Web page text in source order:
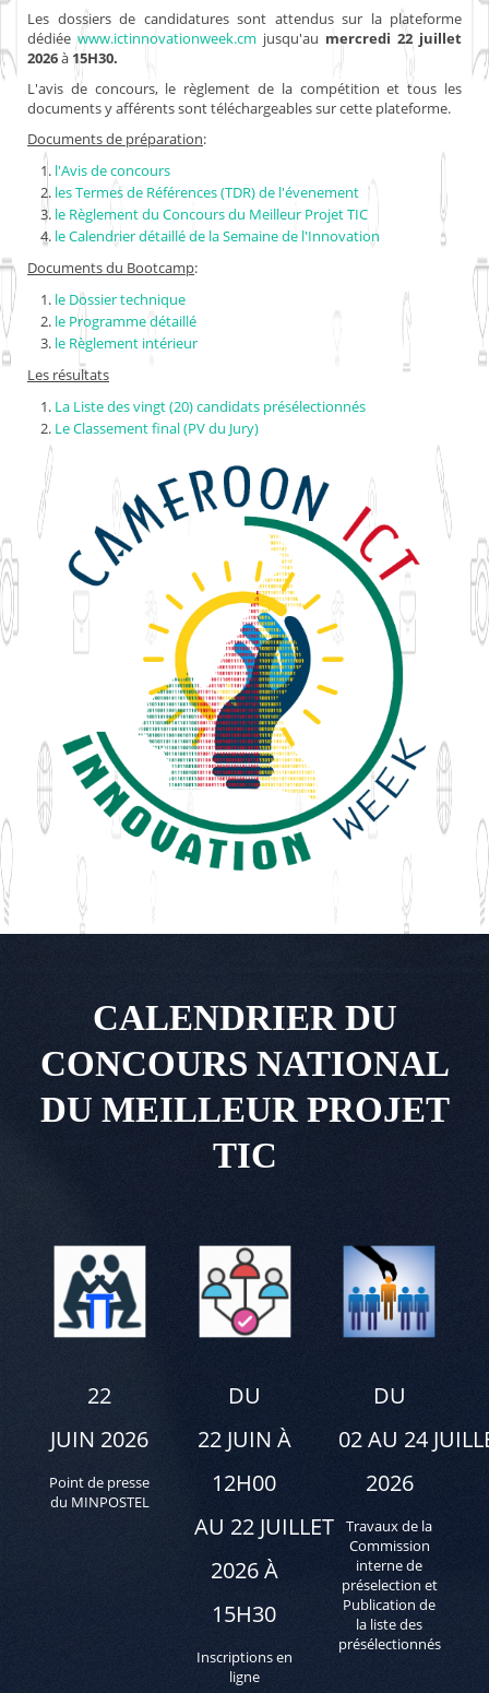
Les dossiers de candidatures sont attendus sur la plateforme
dédiéewww.ictinnovationweek.cm jusqu'au mercredi 22 juillet
2026à 15H30.
L'avis de concours, le règlement de la compétition et tous les
documents y afférents sont téléchargeables sur cette plateforme.
Documents de préparation:
l'Avis de concours
les Termes de Références (TDR) de l'évenement
le Règlement du Concours du Meilleur Projet TIC
le Calendrier détaillé de la Semaine de l'Innovation
Documents du Bootcamp:
le Dossier technique
le Programme détaillé
le Règlement intérieur
Les résultats
La Liste des vingt (20) candidats présélectionnés
Le Classement final (PV du Jury)
CALENDRIER DU
CONCOURS NATIONAL
DU MEILLEUR PROJET
TIC
22
JUIN 2026
Point de presse
du MINPOSTEL
DU
22 JUIN À
12H00
AU 22 JUILLET
2026 À
15H30
Inscriptions en
ligne
DU
02 AU 24
2026
Travaux de la
Commission
interne de
préselection et
Publication de
la liste des
présélectionnés